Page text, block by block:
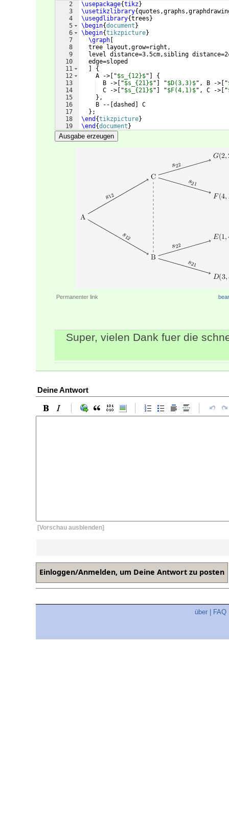
2
3
4
5
6
7
8
9
10
11
12
13
14
15
16
17
18
19
\usepackage{tikz}
\usetikzlibrary{
\usegdlibrary{trees }
\begin{document }
\begin{tikzpicture}
\graph
  tree layout,grow=right,
level distance=3.5cm,sibling
  edge=sloped
{
    A ->
"$s_{12}$"
{
  B ->
"$s_{21}$" "$D(3,3)$", B -> "
  C ->
"$s_{21}$" "$F(4,1)$", C -> "
} ,
    B --
dashed
C
} ;
\end {tikzpicture}
\end {document }
Ausgabe erzeugen
Permanenter link
Super, vielen Dank fuer die
Deine Antwort
[Vorschau ausblenden]
über FAQ